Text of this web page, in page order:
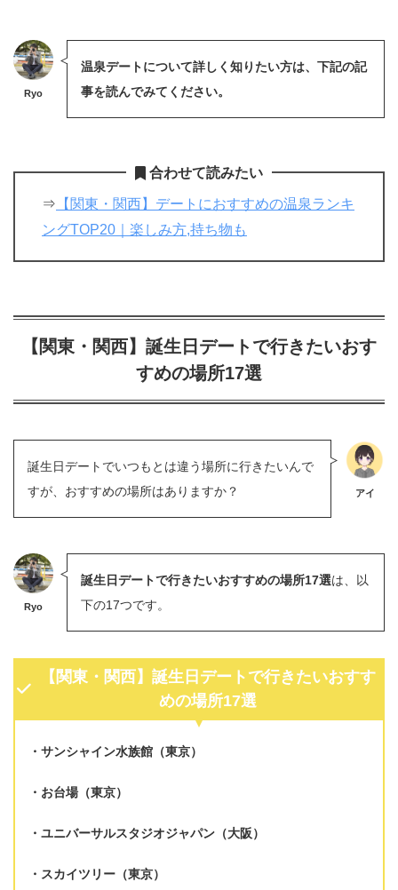
Ryo
温泉デートについて詳しく知りたい方は、下記の記
事を読んでみてください。
合わせて読みたい
⇒ 【関東・関西】デートにおすすめの温泉ランキ
ングTOP20｜楽しみ方,持ち物も
【関東・関西】誕生日デートで行きたいおす
すめの場所17選
誕生日デートでいつもとは違う場所に行きたいんで
すが、おすすめの場所はありますか？
アイ
Ryo
誕生日デートで行きたいおすすめの場所17選は、以
下の17つです。
【関東・関西】誕生日デートで行きたいおすす
めの場所17選
サンシャイン水族館（東京）
お台場（東京）
ユニバーサルスタジオジャパン（大阪）
スカイツリー（東京）